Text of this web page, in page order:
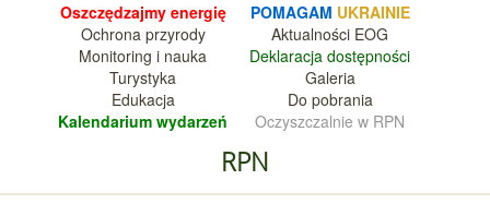
Oszczędzajmy energię
Ochrona przyrody
Monitoring i nauka
Turystyka
Edukacja
Kalendarium wydarzeń
POMAGAM UKRAINIE
Aktualności EOG
Deklaracja dostępności
Galeria
Do pobrania
Oczyszczalnie w RPN
RPN